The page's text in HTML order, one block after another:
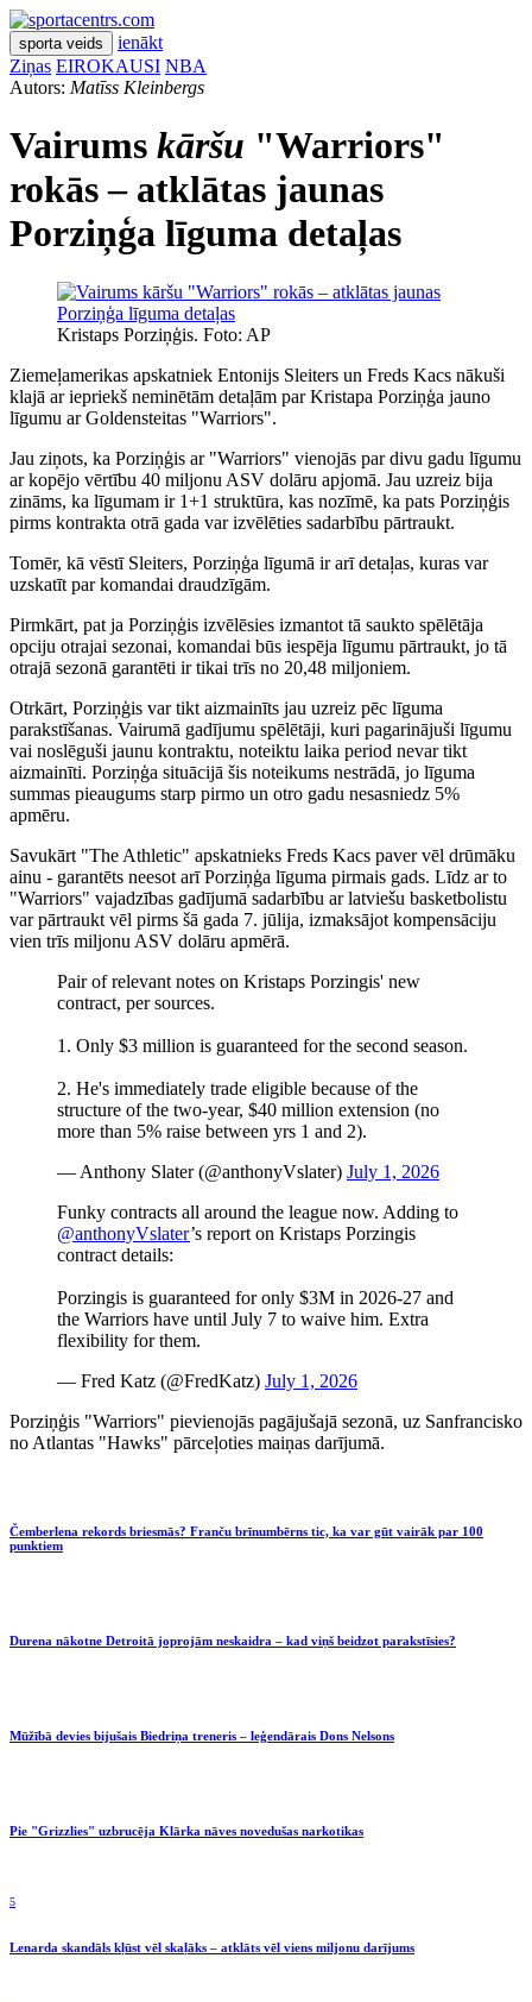
sporta veids
ienākt
Ziņas EIROKAUSI NBA
Autors: Matīss Kleinbergs
Vairums kāršu "Warriors"
rokās – atklātas jaunas
Porziņģa līguma detaļas
Kristaps Porziņģis. Foto: AP
Ziemeļamerikas apskatniek Entonijs Sleiters un Freds Kacs nākuši
klajā ar iepriekš neminētām detaļām par Kristapa Porziņģa jauno
līgumu ar Goldensteitas "Warriors".
Jau ziņots, ka Porziņģis ar "Warriors" vienojās par divu gadu līgumu
ar kopējo vērtību 40 miljonu ASV dolāru apjomā. Jau uzreiz bija
zināms, ka līgumam ir 1+1 struktūra, kas nozīmē, ka pats Porziņģis
pirms kontrakta otrā gada var izvēlēties sadarbību pārtraukt.
Tomēr, kā vēstī Sleiters, Porziņģa līgumā ir arī detaļas, kuras var
uzskatīt par komandai draudzīgām.
Pirmkārt, pat ja Porziņģis izvēlēsies izmantot tā saukto spēlētāja
opciju otrajai sezonai, komandai būs iespēja līgumu pārtraukt, jo tā
otrajā sezonā garantēti ir tikai trīs no 20,48 miljoniem.
Otrkārt, Porziņģis var tikt aizmainīts jau uzreiz pēc līguma
parakstīšanas. Vairumā gadījumu spēlētāji, kuri pagarinājuši līgumu
vai noslēguši jaunu kontraktu, noteiktu laika period nevar tikt
aizmainīti. Porziņģa situācijā šis noteikums nestrādā, jo līguma
summas pieaugums starp pirmo un otro gadu nesasniedz 5%
apmēru.
Savukārt "The Athletic" apskatnieks Freds Kacs paver vēl drūmāku
ainu - garantēts neesot arī Porziņģa līguma pirmais gads. Līdz ar to
"Warriors" vajadzības gadījumā sadarbību ar latviešu basketbolistu
var pārtraukt vēl pirms šā gada 7. jūlija, izmaksājot kompensāciju
vien trīs miljonu ASV dolāru apmērā.
Pair of relevant notes on Kristaps Porzingis' new
contract, per sources.
1. Only $3 million is guaranteed for the second season.
2. He's immediately trade eligible because of the
structure of the two-year, $40 million extension (no
more than 5% raise between yrs 1 and 2).
— Anthony Slater (@anthonyVslater) July 1, 2026
Funky contracts all around the league now. Adding to
@anthonyVslater’s report on Kristaps Porzingis
contract details:
Porzingis is guaranteed for only $3M in 2026-27 and
the Warriors have until July 7 to waive him. Extra
flexibility for them.
— Fred Katz (@FredKatz) July 1, 2026
Porziņģis "Warriors" pievienojās pagājušajā sezonā, uz Sanfrancisko
no Atlantas "Hawks" pārceļoties maiņas darījumā.
Čemberlena rekords briesmās? Franču brīnumbērns tic, ka var gūt vairāk par 100
punktiem
Durena nākotne Detroitā joprojām neskaidra – kad viņš beidzot parakstīsies?
Mūžībā devies bijušais Biedriņa treneris – leģendārais Dons Nelsons
Pie "Grizzlies" uzbrucēja Klārka nāves novedušas narkotikas
5
Lenarda skandāls kļūst vēl skaļāks – atklāts vēl viens miljonu darījums